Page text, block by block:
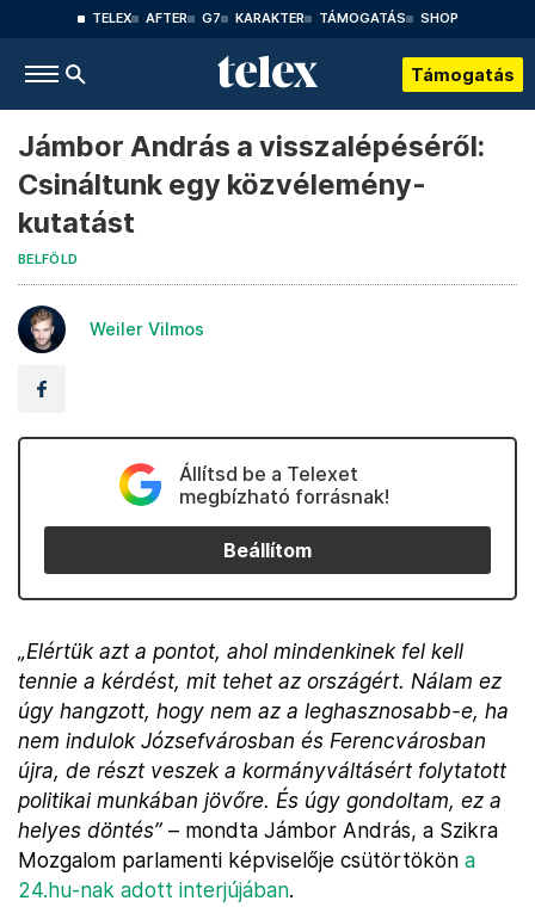
TELEX AFTER G7 KARAKTER TÁMOGATÁS SHOP
Támogatás
Jámbor András a visszalépéséről:
Csináltunk egy közvélemény-
kutatást
BELFÖLD
Weiler Vilmos
Állítsd be a Telexet
megbízható forrásnak!
Beállítom
„Elértük azt a pontot, ahol mindenkinek fel kell
tennie a kérdést, mit tehet az országért. Nálam ez
úgy hangzott, hogy nem az a leghasznosabb-e, ha
nem indulok Józsefvárosban és Ferencvárosban
újra, de részt veszek a kormányváltásért folytatott
politikai munkában jövőre. És úgy gondoltam, ez a
helyes döntés” – mondta Jámbor András, a Szikra
Mozgalom parlamenti képviselője csütörtökön a
24.hu-nak adott interjújában.